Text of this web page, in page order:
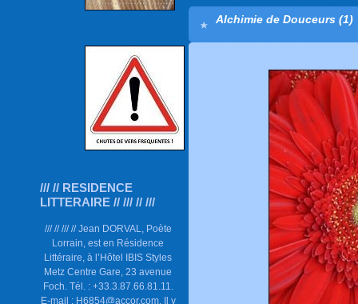
/// // RESIDENCE
LITTERAIRE // /// // ///
/// // /// // Jean DORVAL, Poète
Lorrain, est en Résidence
Littéraire, à l’Hôtel IBIS Styles
Metz Centre Gare, 23 avenue
Foch. Tél. : +33.3.87.66.81.11.
E-mail : H6854@accor.com. Il y
Alchimie de Douceurs (1)